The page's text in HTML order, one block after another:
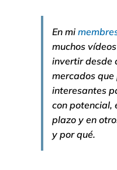
En mi
muchos
invertir desde
mercados que
interesantes
con potencial,
plazo y en
y por qué.